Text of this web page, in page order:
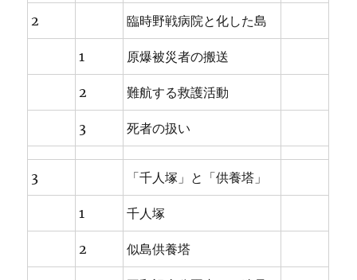
2 臨時野戦病院と化した島
1 原爆被災者の搬送
2 難航する救護活動
3 死者の扱い
3 「千人塚」と「供養塔」
1 千人塚
2 似島供養塔